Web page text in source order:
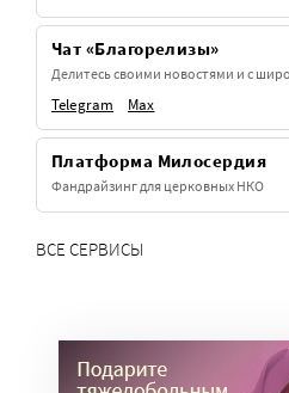
Чат «Благорелизы»
Делитесь своими новостями и с
Telegram Max
Платформа Милосердия
Фандрайзинг для церковных НКО
ВСЕ СЕРВИСЫ